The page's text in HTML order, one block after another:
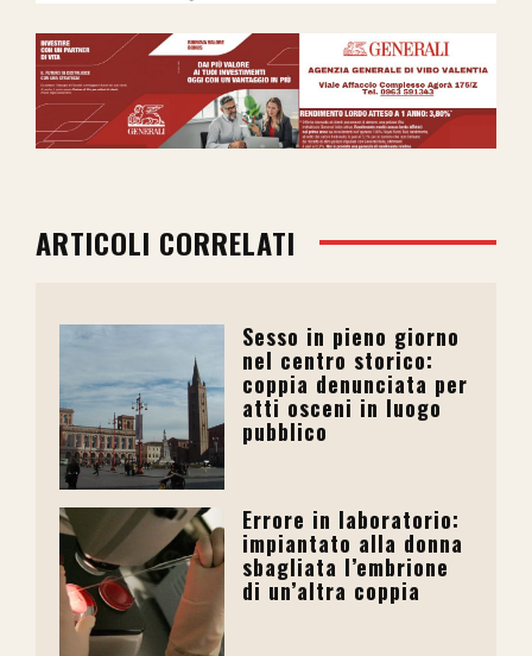
ARTICOLI CORRELATI
Sesso in pieno giorno
nel centro storico:
coppia denunciata per
atti osceni in luogo
pubblico
Errore in laboratorio:
impiantato alla donna
sbagliata l’embrione
di un’altra coppia